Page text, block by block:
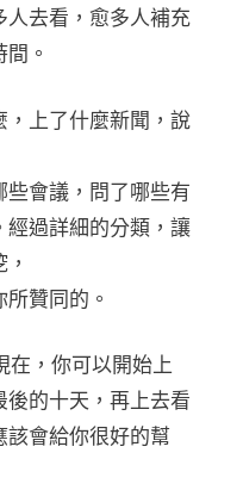
人去看，愈多人補充
。
，上了什麼新聞，說
會議，問了哪些有
經過詳細的分類，讓
贊同的。
在，你可以開始上
後的十天，再上去看
該會給你很好的幫